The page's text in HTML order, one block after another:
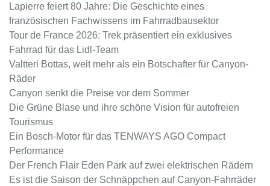
Lapierre feiert 80 Jahre: Die Geschichte eines
französischen Fachwissens im Fahrradbausektor
Tour de France 2026: Trek präsentiert ein exklusives
Fahrrad für das Lidl-Team
Valtteri Bottas, weit mehr als ein Botschafter für Canyon-
Räder
Canyon senkt die Preise vor dem Sommer
Die Grüne Blase und ihre schöne Vision für autofreien
Tourismus
Ein Bosch-Motor für das TENWAYS AGO Compact
Performance
Der French Flair Eden Park auf zwei elektrischen Rädern
Es ist die Saison der Schnäppchen auf Canyon-Fahrräder